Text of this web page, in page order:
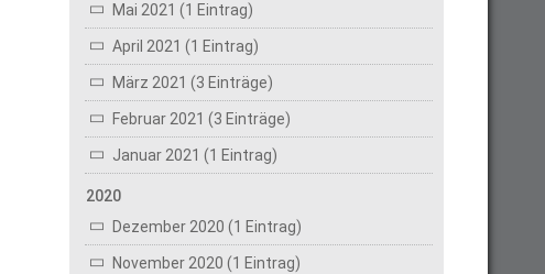
Mai 2021 (1 Eintrag)
April 2021 (1 Eintrag)
März 2021 (3 Einträge)
Februar 2021 (3 Einträge)
Januar 2021 (1 Eintrag)
2020
Dezember 2020 (1 Eintrag)
November 2020 (1 Eintrag)